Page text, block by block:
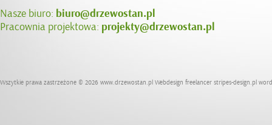
Nasze biuro: biuro@drzewostan.pl
Pracownia projektowa: projekty@drzewostan.pl
Wszytkie prawa zastrzeżone © 2026 www.drzewostan.pl Webdesign freelancer stripes-design.pl